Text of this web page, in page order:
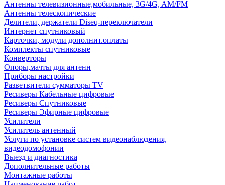
Антенны телевизионные,мобильные, 3G/4G, AM/FM
Антенны телескопические
Делители, держатели Diseq-переключатели
Интернет спутниковый
Карточки, модули дополнит.оплаты
Комплекты спутниковые
Конверторы
Опоры,мачты для антенн
Приборы настройки
Разветвители сумматоры TV
Ресиверы Кабельные цифровые
Ресиверы Спутниковые
Ресиверы Эфирные цифровые
Усилители
Усилитель антенный
Услуги по установке систем видеонаблюдения,
видеодомофонии
Выезд и диагностика
Дополнительные работы
Монтажные работы